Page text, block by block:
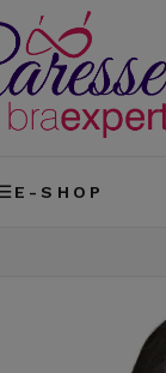
E-SHOP